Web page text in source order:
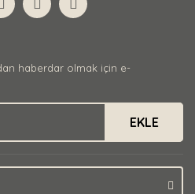
haberdar olmak için e-
EKLE